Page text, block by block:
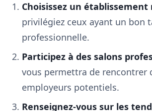
Choisissez un établissement
privilégiez ceux ayant un bon
professionnelle.
Participez à des salons
vous permettra de rencontrer
employeurs potentiels.
Renseignez-vous sur les